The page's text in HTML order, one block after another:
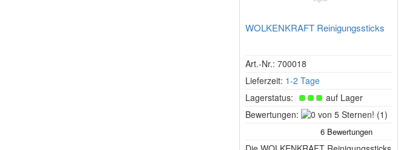
WOLKENKRAFT Reinigungssticks
Art.-Nr.: 700018
Lieferzeit: 1-2 Tage
Lagerstatus:
auf Lager
Bewertungen:
0(1)